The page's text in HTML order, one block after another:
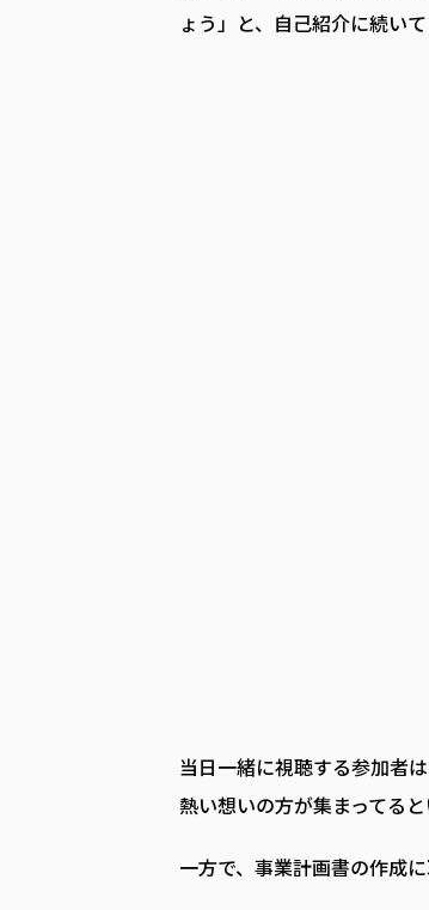
ょう」と、自己紹介に続い
当日一緒に視聴する参加者
熱い想いの方が集まってる
一方で、事業計画書の作成